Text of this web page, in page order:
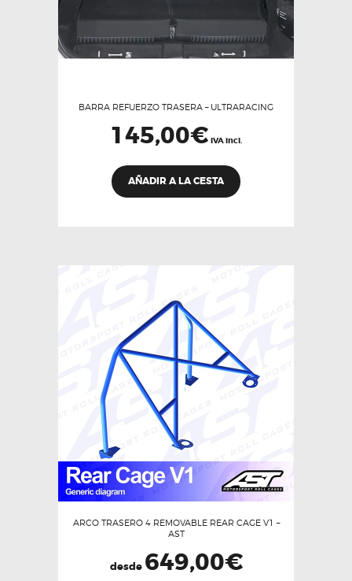
BARRA REFUERZO TRASERA – ULTRARACING
145,00€ IVA incl.
AÑADIR A LA CESTA
ARCO TRASERO 4 REMOVABLE REAR CAGE V1 –
AST
desde 649,00€